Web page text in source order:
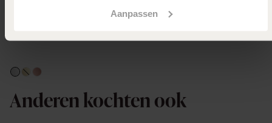
Aanpassen
Anderen kochten ook